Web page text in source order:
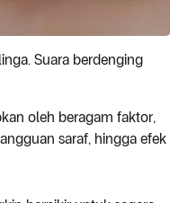
Suara berdenging
oleh beragam faktor,
saraf, hingga efek